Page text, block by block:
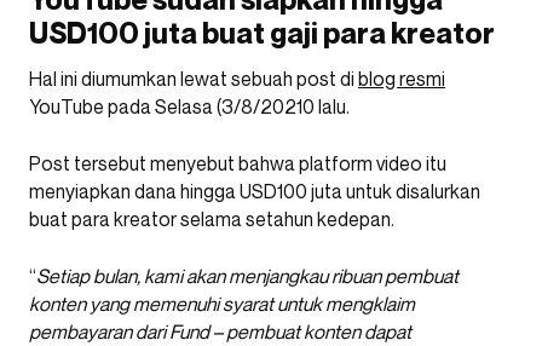
USD100 juta buat gaji para kreator
Hal ini diumumkan lewat sebuah post di blog resmi
YouTube pada Selasa (3/8/20210 lalu.
Post tersebut menyebut bahwa platform video itu
menyiapkan dana hingga USD100 juta untuk disalurkan
buat para kreator selama setahun kedepan.
“Setiap bulan, kami akan menjangkau ribuan pembuat
konten yang memenuhi syarat untuk mengklaim
pembayaran dari Fund – pembuat konten dapat